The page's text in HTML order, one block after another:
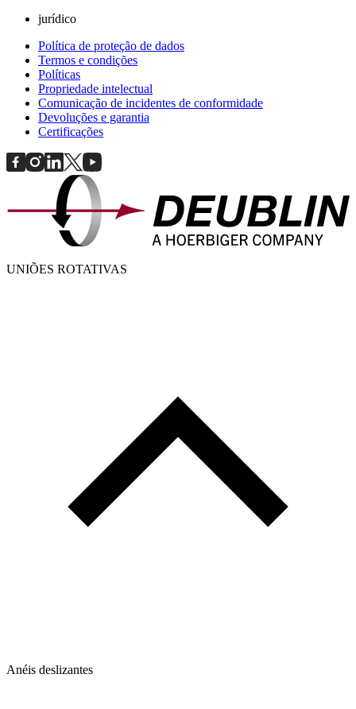
jurídico
Política de proteção de dados
Termos e condições
Políticas
Propriedade intelectual
Comunicação de incidentes de conformidade
Devoluções e garantia
Certificações
UNIÕES ROTATIVAS
Anéis deslizantes